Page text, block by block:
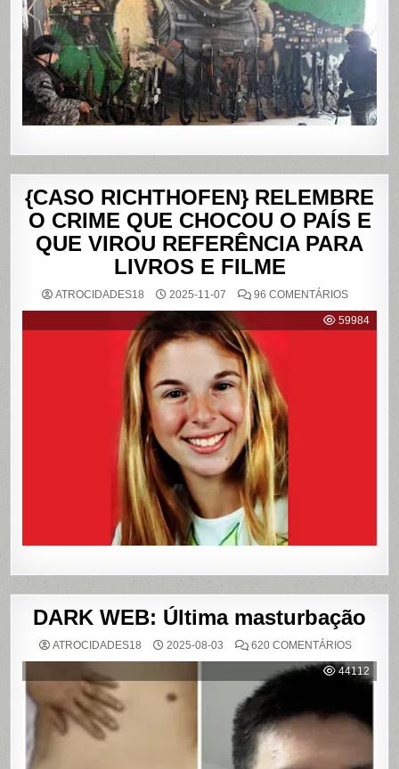
PENHA,
NO
RIO
{CASO RICHTHOFEN} RELEMBRE
O CRIME QUE CHOCOU O PAÍS E
QUE VIROU REFERÊNCIA PARA
LIVROS E FILME
ATROCIDADES18 2025-11-07 96 COMENTÁRIOSEM
59984
DARK WEB: Última masturbação
ATROCIDADES18 2025-08-03 620 COMENTÁRIOSEM
WEB:
ÚLTIMA
44112